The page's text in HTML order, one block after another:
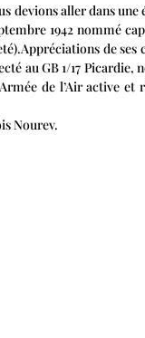
aller dans une
1942 nommé
de
au GB 1/17 Picardie,
de l’Air active et
Nourev.